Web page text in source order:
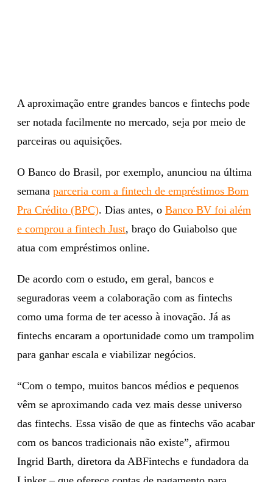
A aproximação entre grandes bancos e fintechs pode
ser notada facilmente no mercado, seja por meio de
parceiras ou aquisições.
O Banco do Brasil, por exemplo, anunciou na última
semana parceria com a fintech de empréstimos Bom
Pra Crédito (BPC). Dias antes, o Banco BV foi além
e comprou a fintech Just, braço do Guiabolso que
atua com empréstimos online.
De acordo com o estudo, em geral, bancos e
seguradoras veem a colaboração com as fintechs
como uma forma de ter acesso à inovação. Já as
fintechs encaram a oportunidade como um trampolim
para ganhar escala e viabilizar negócios.
“Com o tempo, muitos bancos médios e pequenos
vêm se aproximando cada vez mais desse universo
das fintechs. Essa visão de que as fintechs vão acabar
com os bancos tradicionais não existe”, afirmou
Ingrid Barth, diretora da ABFintechs e fundadora da